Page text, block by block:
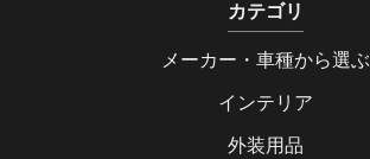
カテゴリ
メーカー・車種から選ぶ
インテリア
外装用品